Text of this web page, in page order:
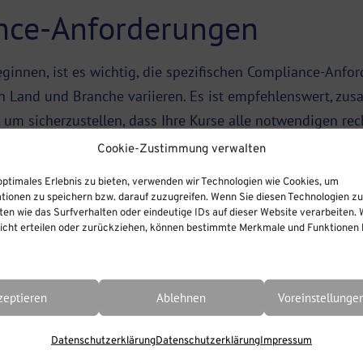
Cookie-Zustimmung verwalten
Erlebnis zu bieten, verwenden wir Technologien wie Cookies, um
zu speichern bzw. darauf zuzugreifen. Wenn Sie diesen Technologien
wie das Surfverhalten oder eindeutige IDs auf dieser Website verarbeiten.
erteilen oder zurückziehen, können bestimmte Merkmale und
Ablehnen
DatenschutzerklärungDatenschutzerklärungImpressum
Anforderungen
ist es wichtig, die spezifischen Compliance-
Land und Branche variieren. Es ist empfehlenswert,
sicherzustellen, dass Ihre Kurse alle notwendigen
Kurse
sein. Um sicherzustellen, dass Ihre
Die lern.link-Plattformen bieten zahlreiche
verbessert und das Verständnis der Inhalte
für Compliance-Training
Plattform, die speziell für die Verwaltung,